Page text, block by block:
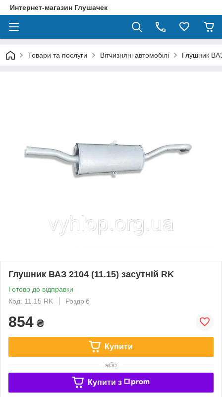
Интернет-магазин Глушачек
Товари та послуги Вітчизняні автомобілі Глушник
Глушник ВАЗ 2104 (11.15) засутній RK
Готово до відправки
Код: 11.15 RK
Роздріб
854 ₴
Купити
або
Купити з